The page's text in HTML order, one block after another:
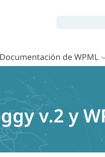
Documentación de WPML
v.2 y